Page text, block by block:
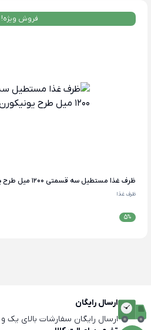
فروش ویژه!
ظرف غذا مستطیل سه قسمتی ۱۲۰۰ میل طرح یونیکورن (برند وست)
ظرف غذا
%
5
ارسال رایگان
ارسال رایگان سفارشات بالای یک